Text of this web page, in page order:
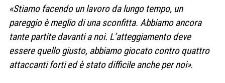
«Stiamo facendo un lavoro da lungo tempo, un
pareggio è meglio di una sconfitta. Abbiamo ancora
tante partite davanti a noi. L’atteggiamento deve
essere quello giusto, abbiamo giocato contro quattro
attaccanti forti ed è stato difficile anche per noi».